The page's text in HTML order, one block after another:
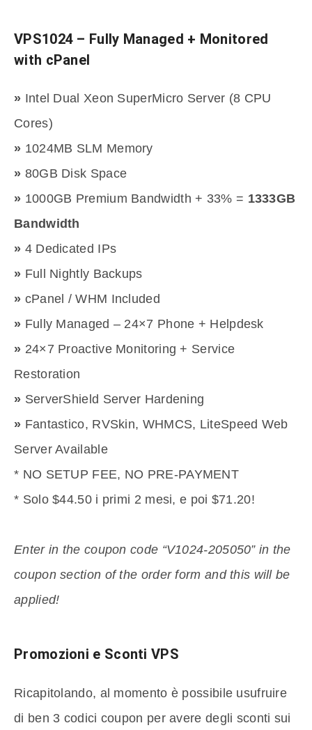
VPS1024 – Fully Managed + Monitored
with cPanel
» Intel Dual Xeon SuperMicro Server (8 CPU
Cores)
» 1024MB SLM Memory
» 80GB Disk Space
» 1000GB Premium Bandwidth + 33% = 1333GB
Bandwidth
» 4 Dedicated IPs
» Full Nightly Backups
» cPanel / WHM Included
» Fully Managed – 24×7 Phone + Helpdesk
» 24×7 Proactive Monitoring + Service
Restoration
» ServerShield Server Hardening
» Fantastico, RVSkin, WHMCS, LiteSpeed Web
Server Available
* NO SETUP FEE, NO PRE-PAYMENT
* Solo $44.50 i primi 2 mesi, e poi $71.20!
Enter in the coupon code “V1024-205050” in the
coupon section of the order form and this will be
applied!
Promozioni e Sconti VPS
Ricapitolando, al momento è possibile usufruire
di ben 3 codici coupon per avere degli sconti sui